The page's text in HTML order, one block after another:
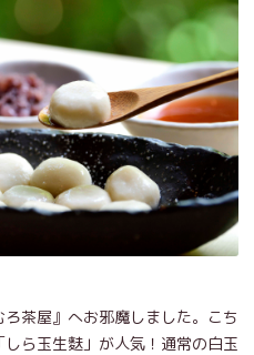
茶屋』へお邪魔しました。こち
ら玉生麩」が人気！通常の白玉